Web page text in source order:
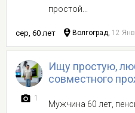
простой...
сер, 60 лет Волгоград, 12
1
Ищу простую,
совместного
Мужчина 60 лет,